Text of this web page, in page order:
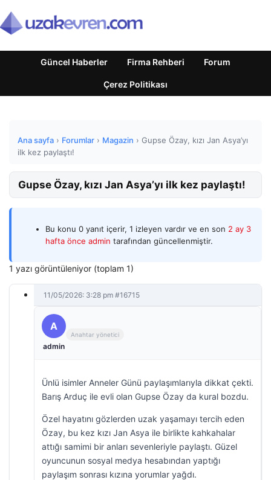
Güncel Haberler Firma Rehberi Forum
Çerez Politikası
Ana sayfa › Forumlar › Magazin › Gupse Özay, kızı Jan Asya’yı
ilk kez paylaştı!
Gupse Özay, kızı Jan Asya’yı ilk kez paylaştı!
Bu konu 0 yanıt içerir, 1 izleyen vardır ve en son 2 ay 3
hafta önce admin tarafından güncellenmiştir.
1 yazı görüntüleniyor (toplam 1)
11/05/2026: 3:28 pm #16715
A
admin
Anahtar yönetici
Ünlü isimler Anneler Günü paylaşımlarıyla dikkat çekti.
Barış Arduç ile evli olan Gupse Özay da kural bozdu.
Özel hayatını gözlerden uzak yaşamayı tercih eden
Özay, bu kez kızı Jan Asya ile birlikte kahkahalar
attığı samimi bir anları sevenleriyle paylaştı. Güzel
oyuncunun sosyal medya hesabından yaptığı
paylaşım sonrası kızına yorumlar yağdı.